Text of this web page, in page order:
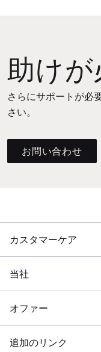
助け
さらにサポートが必
さい。
お問い合わせ
カスタマーケア
当社
オファー
追加のリンク